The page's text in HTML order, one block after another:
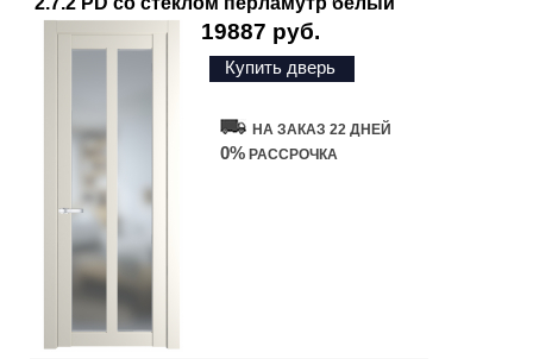
19887 руб.
Купить дверь
НА ЗАКАЗ 22 ДНЕЙ
0% РАССРОЧКА